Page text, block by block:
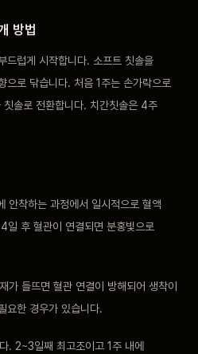
방법
드럽게 시작합니다. 소프트 칫솔을
으로 닦습니다. 처음 1주는 손가락으로
솔로 전환합니다. 치간칫솔은 4주
안착하는 과정에서 일시적으로 혈액
일 후 혈관이 연결되면 분홍빛으로
가 들뜨면 혈관 연결이 방해되어 생착이
요한 경우가 있습니다.
. 2~3일째 최고조이고 1주 내에